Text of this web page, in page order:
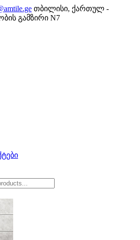
თბილისი, ქართულ -
გამზირი N7